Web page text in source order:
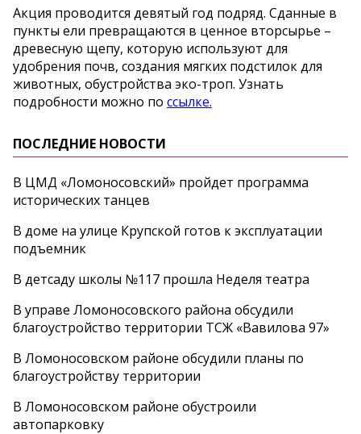
Акция проводится девятый год подряд. Сданные в
пункты ели превращаются в ценное вторсырье –
древесную щепу, которую используют для
удобрения почв, создания мягких подстилок для
животных, обустройства эко-троп. Узнать
подробности можно по ссылке.
ПОСЛЕДНИЕ НОВОСТИ
В ЦМД «Ломоносовский» пройдет программа
исторических танцев
В доме на улице Крупской готов к эксплуатации
подъемник
В детсаду школы №117 прошла Неделя театра
В управе Ломоносовского района обсудили
благоустройство территории ТСЖ «Вавилова 97»
В Ломоносовском районе обсудили планы по
благоустройству территории
В Ломоносовском районе обустроили
автопарковку